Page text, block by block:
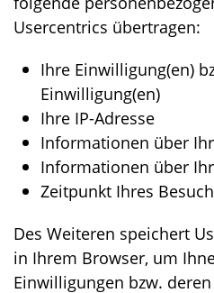
Usercentrics übertragen:
Ihre Einwilligung(en)
Einwilligung(en)
Ihre IP-Adresse
Informationen über
Informationen über
Zeitpunkt Ihres
Des Weiteren speichert
in Ihrem Browser, um
Einwilligungen bzw.